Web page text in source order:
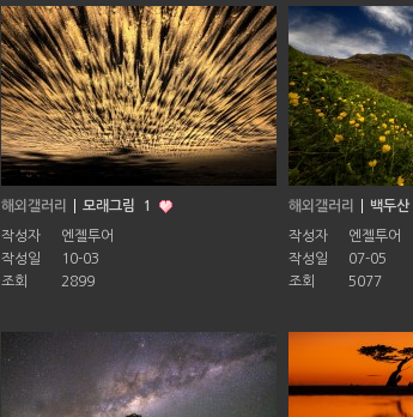
해외갤러리 모래그림 1
작성자
엔젤투어
작성일
10-03
조회
2899
해외갤러리 백두
작성자
엔젤투어
작성일
07-05
조회
5077